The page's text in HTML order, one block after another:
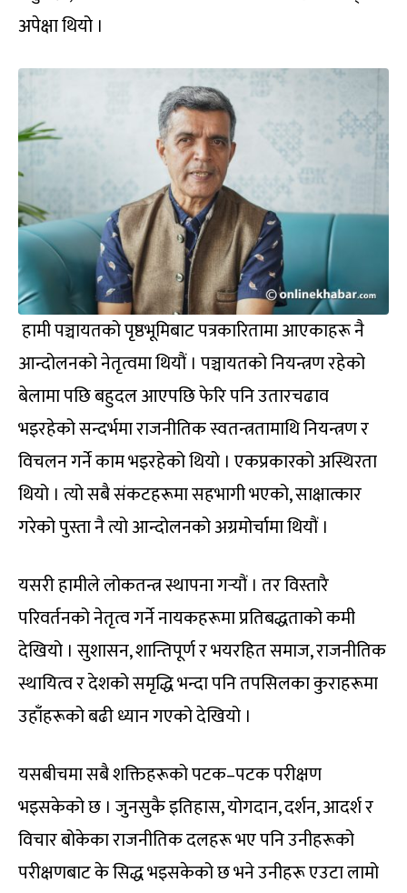
अपेक्षा थियो ।
हामी पञ्चायतको पृष्ठभूमिबाट पत्रकारितामा आएकाहरू नै
आन्दोलनको नेतृत्वमा थियौं । पञ्चायतको नियन्त्रण रहेको
बेलामा पछि बहुदल आएपछि फेरि पनि उतारचढाव
भइरहेको सन्दर्भमा राजनीतिक स्वतन्त्रतामाथि नियन्त्रण र
विचलन गर्ने काम भइरहेको थियो । एकप्रकारको अस्थिरता
थियो । त्यो सबै संकटहरूमा सहभागी भएको, साक्षात्कार
गरेको पुस्ता नै त्यो आन्दोलनको अग्रमोर्चामा थियौं ।
यसरी हामीले लोकतन्त्र स्थापना गर्‍यौं । तर विस्तारै
परिवर्तनको नेतृत्व गर्ने नायकहरूमा प्रतिबद्धताको कमी
देखियो । सुशासन, शान्तिपूर्ण र भयरहित समाज, राजनीतिक
स्थायित्व र देशको समृद्धि भन्दा पनि तपसिलका कुराहरूमा
उहाँहरूको बढी ध्यान गएको देखियो ।
यसबीचमा सबै शक्तिहरूको पटक–पटक परीक्षण
भइसकेको छ । जुनसुकै इतिहास, योगदान, दर्शन, आदर्श र
विचार बोकेका राजनीतिक दलहरू भए पनि उनीहरूको
परीक्षणबाट के सिद्ध भइसकेको छ भने उनीहरू एउटा लामो